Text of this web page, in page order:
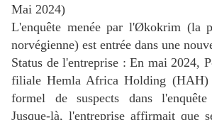
Mai 2024)
L'enquête menée par l'Økokrim (la
norvégienne) est entrée dans une
Status de l'entreprise : En mai 2024,
filiale Hemla Africa Holding (HAH)
formel de suspects dans
Jusque-là, l'entreprise affirmait que